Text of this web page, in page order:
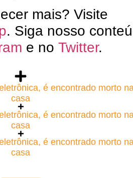
mais? Visite
. Siga nosso
e no Twitter.
é encontrado morto
casa
é encontrado morto
casa
é encontrado morto
casa